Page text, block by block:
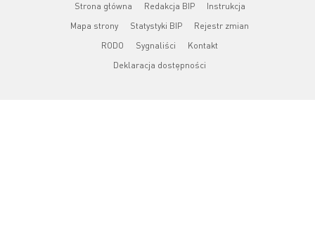
Strona główna Redakcja BIP
Instrukcja
Mapa strony
Statystyki BIP
Rejestr zmian
RODO
Sygnaliści
Kontakt
Deklaracja dostępności